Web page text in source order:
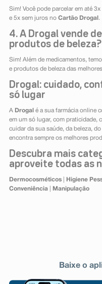
Sim! Você pode parcelar em até
e 5x sem juros no Cartão Drogal .
4. A Drogal vende
produtos de beleza?
Sim! Além de medicamentos,
e produtos de beleza das
Drogal: cuidado,
só lugar
A Drogal é a sua farmácia online
em um só lugar, com praticidade,
cuidar da sua saúde, da beleza,
encontra sempre os melhores
Descubra mais
aproveite todas as
Dermocosméticos| Higiene
Conveniência| Manipulação
Baixe o